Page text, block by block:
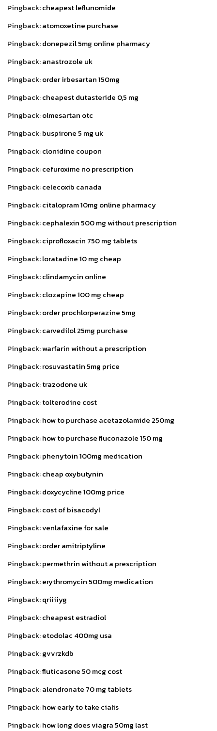
Pingback:cheapest leflunomide
Pingback:atomoxetine purchase
Pingback:donepezil 5mg online pharmacy
Pingback:anastrozole uk
Pingback:order irbesartan 150mg
Pingback:cheapest dutasteride 0,5 mg
Pingback:olmesartan otc
Pingback:buspirone 5 mg uk
Pingback:clonidine coupon
Pingback:cefuroxime no prescription
Pingback:celecoxib canada
Pingback:citalopram 10mg online pharmacy
Pingback:cephalexin 500 mg without prescription
Pingback:ciprofloxacin 750 mg tablets
Pingback:loratadine 10 mg cheap
Pingback:clindamycin online
Pingback:clozapine 100 mg cheap
Pingback:order prochlorperazine 5mg
Pingback:carvedilol 25mg purchase
Pingback:warfarin without a prescription
Pingback:rosuvastatin 5mg price
Pingback:trazodone uk
Pingback:tolterodine cost
Pingback:how to purchase acetazolamide 250mg
Pingback:how to purchase fluconazole 150 mg
Pingback:phenytoin 100mg medication
Pingback:cheap oxybutynin
Pingback:doxycycline 100mg price
Pingback:cost of bisacodyl
Pingback:venlafaxine for sale
Pingback:order amitriptyline
Pingback:permethrin without a prescription
Pingback:erythromycin 500mg medication
Pingback:qriiiiyg
Pingback:cheapest estradiol
Pingback:etodolac 400mg usa
Pingback:gvvrzkdb
Pingback:fluticasone 50 mcg cost
Pingback:alendronate 70 mg tablets
Pingback:how early to take cialis
Pingback:how long does viagra 50mg last